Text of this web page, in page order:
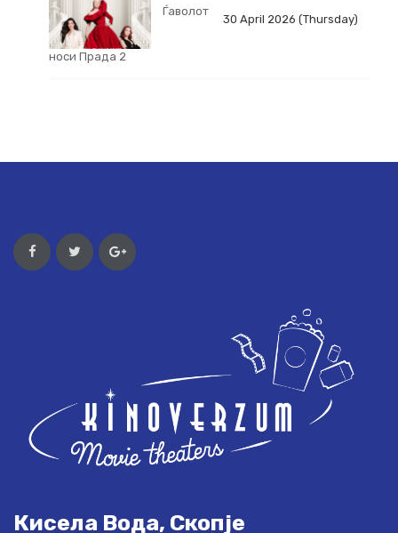
Ѓаволот
носи Прада 2
30 April 2026 (Thursday)
Кисела Вода, Скопје